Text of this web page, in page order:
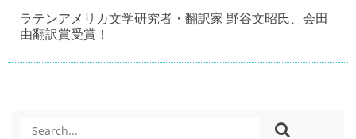
ラテンアメリカ文学研究者・翻訳家 野谷文昭氏、会田
由翻訳賞受賞！